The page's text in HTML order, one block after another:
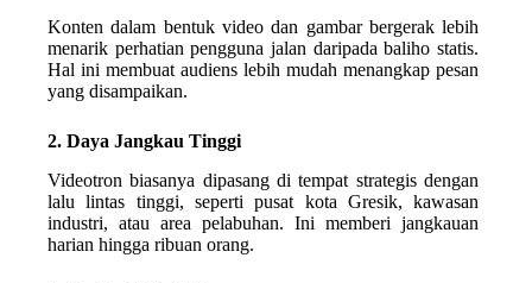
Konten dalam bentuk video dan gambar bergerak lebih
menarik perhatian pengguna jalan daripada baliho statis.
Hal ini membuat audiens lebih mudah menangkap pesan
yang disampaikan.
2. Daya Jangkau Tinggi
Videotron biasanya dipasang di tempat strategis dengan
lalu lintas tinggi, seperti pusat kota Gresik, kawasan
industri, atau area pelabuhan. Ini memberi jangkauan
harian hingga ribuan orang.